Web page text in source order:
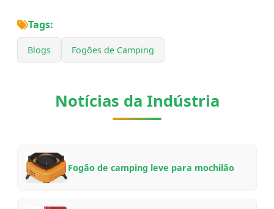
Tags:
Blogs Fogões de Camping
Notícias da Indústria
Fogão de camping leve para mochilão